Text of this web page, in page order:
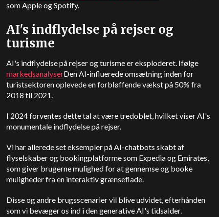
somAppleog Spotify.
AI's indflydelse på rejser og
turisme
AI's indflydelse på rejser og turisme er eksploderet. Ifølge
markedsanalyserDen AI-influerede omsætning inden for
turistsektoren oplevede en forbløffende vækst på 50% fra
2018 til 2021.
I 2024 forventes dette tal at være tredoblet, hvilket viser AI's
monumentale indflydelse på rejser.
Vi har allerede set eksempler på AI-chatbots skabt af
flyselskaber og bookingplatforme som Expedia og Emirates,
som giver brugerne mulighed for at gennemse og booke
muligheder fra en interaktiv grænseflade.
Disse og andre brugsscenarier vil blive udvidet, efterhånden
som vi bevæger os ind i den generative AI's tidsalder.